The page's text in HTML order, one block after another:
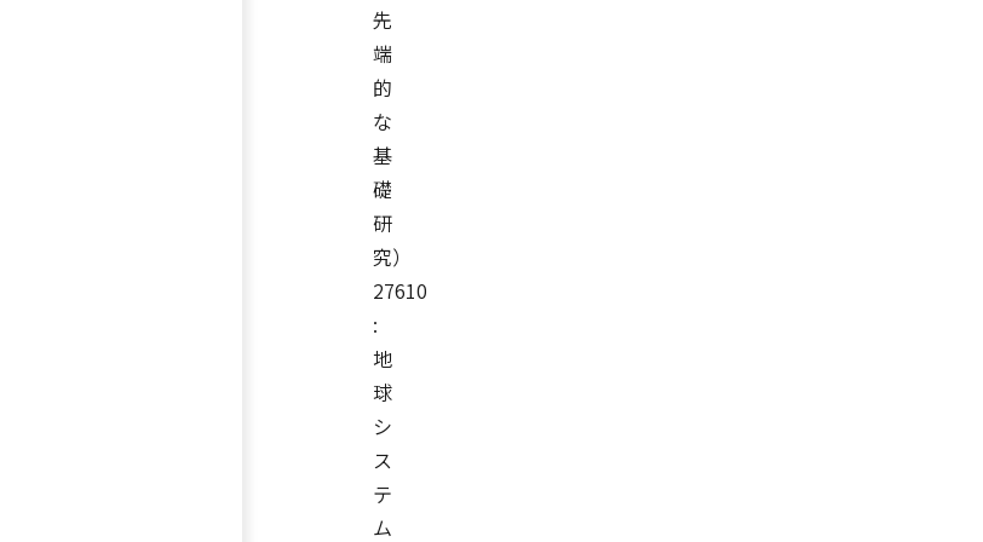
先
端
的
な
基
礎
研
究）
27610
:
地
球
シ
ス
テ
ム